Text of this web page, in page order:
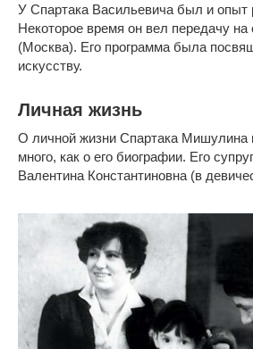
У Спартака Васильевича был и опыт
Некоторое время он вел передачу
(Москва). Его программа была
искусству.
Личная жизнь
О личной жизни Спартака Мишулина
много, как о его биографии. Его
Валентина Константиновна (в